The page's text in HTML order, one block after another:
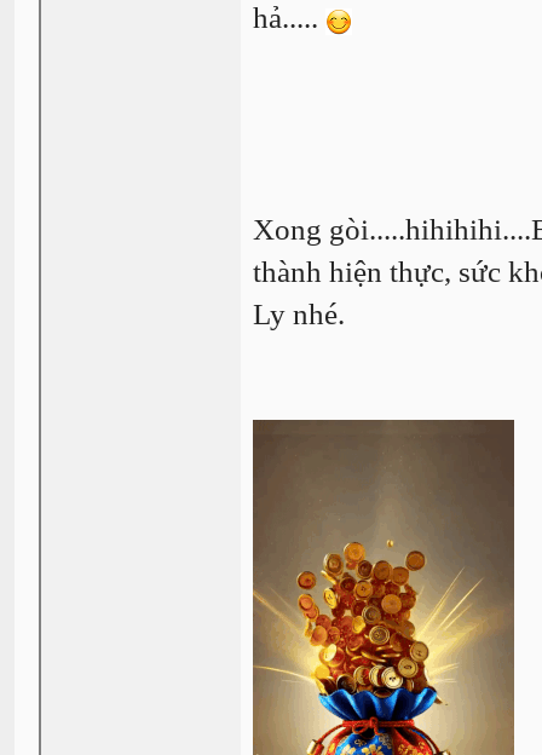
hả.....
Xong
thành hiện thực, sức
Ly nhé.